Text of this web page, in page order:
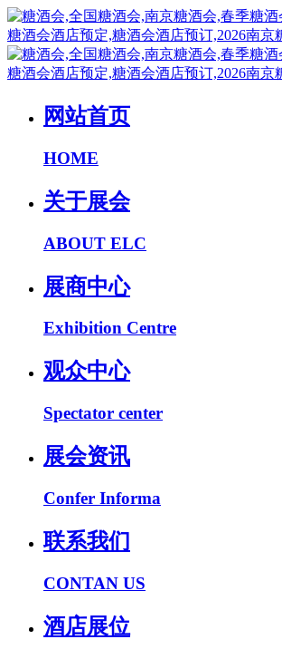
网站首页
HOME
关于展会
ABOUT ELC
展商中心
Exhibition Centre
观众中心
Spectator center
展会资讯
Confer Informa
联系我们
CONTAN US
酒店展位